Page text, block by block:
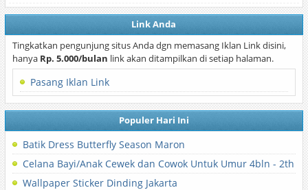
Link Anda
Tingkatkan pengunjung situs Anda dgn memasang Iklan Link disini,
hanya Rp. 5.000/bulan link akan ditampilkan di setiap halaman.
Pasang Iklan Link
Populer Hari Ini
Batik Dress Butterfly Season Maron
Celana Bayi/Anak Cewek dan Cowok Untuk Umur 4bln - 2th
Wallpaper Sticker Dinding Jakarta